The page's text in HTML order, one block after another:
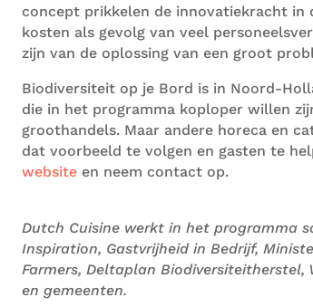
conceptprikkelen de innovatiekracht in
kosten als gevolg van veel
zijn van de oplossing van een groot
Biodiversiteit op je Bord is in Noord-
die in het programma koploper willen
groothandels. Maar andere horeca en
dat voorbeeld te volgen en gasten te
websiteen neem contact op.
Dutch Cuisine werkt in het programma
Inspiration, Gastvrijheid in Bedrijf,
Farmers, Deltaplan Biodiversiteitherstel,
en gemeenten.